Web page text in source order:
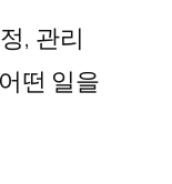
, 관리
떤 일을